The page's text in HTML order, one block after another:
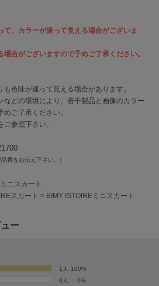
ドッグ
て、カラーが違って見える場合がございま
合がございますので予めご了承ください。
色味が違って見える場合があります。
などの環境により、若干製品と画像のカラー
ご了承ください。
参照下さい。
番をお伝え下さい。)
ミニスカート
スカート > EIMY ISTOIREミニスカート
ー
1人
100%
0人
0%